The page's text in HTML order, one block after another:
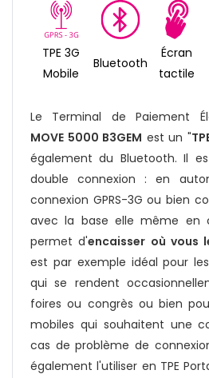
TPE 3G
Mobile
Bluetooth
Écran
tactile
Le Terminal de Paiement
MOVE 5000 B3GEM est un "
également du Bluetooth. Il
double connexion : en
connexion GPRS-3G ou bien
avec la base elle même en
permet d'encaisser où vous
est par exemple idéal pour
qui se rendent
foires ou congrès ou bien
mobiles qui souhaitent une
cas de problème de
également l'utiliser en TPE